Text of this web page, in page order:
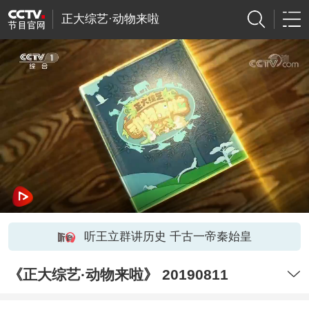
正大综艺·动物来啦
听王立群讲历史 千古一帝秦始皇
《正大综艺·动物来啦》 20190811